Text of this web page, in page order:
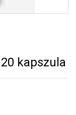
kapszula